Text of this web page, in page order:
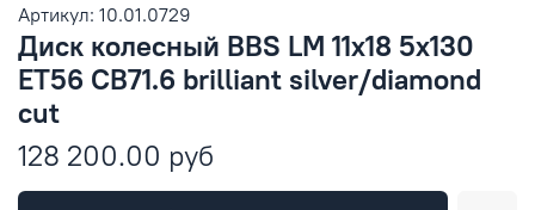
Артикул: 10.01.0729
Диск колесный BBS LM 11x18 5x130
ET56 CB71.6 brilliant silver/diamond
cut
128 200.00 руб